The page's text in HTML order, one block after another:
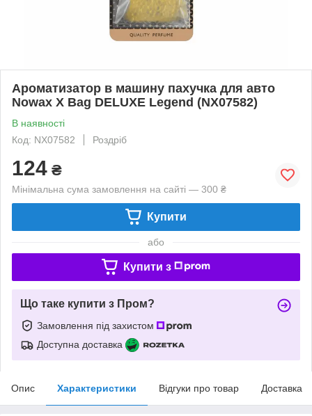
Ароматизатор в машину пахучка для авто
Nowax X Bag DELUXE Legend (NX07582)
В наявності
Код: NX07582
Роздріб
124 ₴
Мінімальна сума замовлення на сайті — 300 ₴
Купити
або
Купити з
Що таке купити з Пром?
Замовлення під захистом
Доступна доставка
Опис Характеристики Відгуки про товар Доставка